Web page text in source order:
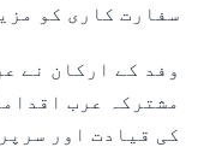
سفارت کاری کو
وفد کے ارکان نے
مشترکہ عرب
کی قیادت اور